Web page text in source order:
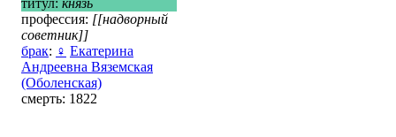
титул: князь
профессия: [[надворный
советник]]
брак: ♀ Екатерина
Андреевна Вяземская
(Оболенская)
смерть: 1822